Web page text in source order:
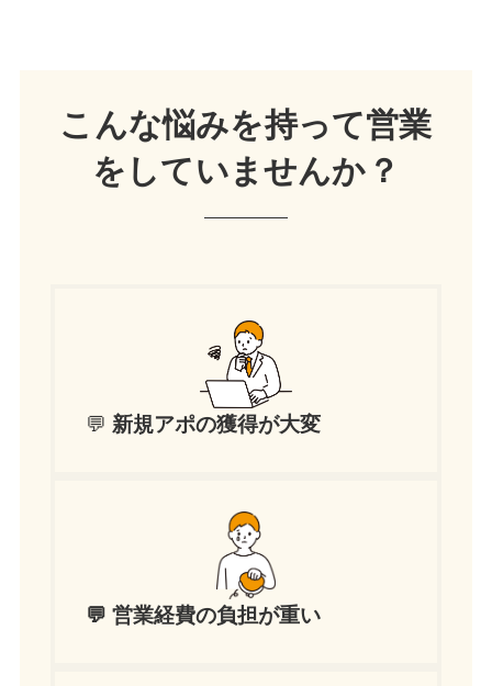
こんな悩みを持って営業
をしていませんか？
💬 新規アポの獲得が大変
💬 営業経費の負担が重い